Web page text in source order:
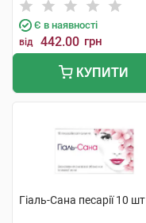
Є в наявності
від 442.00 грн
КУПИТИ
Гіаль-Сана песарії 10 шт